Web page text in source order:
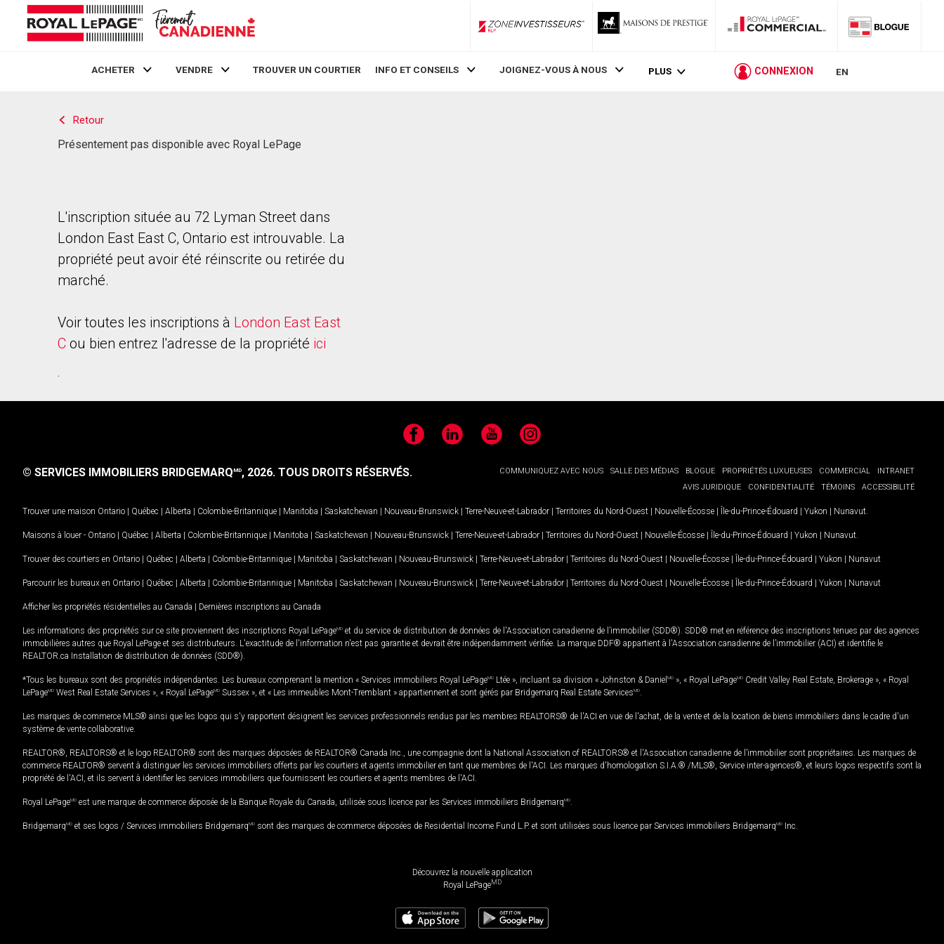
ZoneInvestisseurs RLP
ACHETER VENDRE TROUVER UN COURTIER INFO ET CONSEILS JOIGNEZ-VOUS À NOUS PLUS CONNEXION EN
Retour
Présentement pas disponible avec Royal LePage
L'inscription située au 72 Lyman Street dans
London East East C, Ontario est introuvable. La
propriété peut avoir été réinscrite ou retirée du
marché.
Voir toutes les inscriptions à London East East
C ou bien entrez l'adresse de la propriété ici
.
FacebookLinkedIn YouTubeInstagram
COMMUNIQUEZ AVEC NOUS SALLE DES MÉDIAS BLOGUE PROPRIÉTÉS LUXUEUSES COMMERCIAL
INTRANET
AVIS JURIDIQUE
CONFIDENTIALITÉ TÉMOINS ACCESSIBILITÉ
© SERVICES IMMOBILIERS BRIDGEMARQMD, 2026. TOUS DROITS RÉSERVÉS.
Trouver une maison Ontario | Québec | Alberta | Colombie-Britannique | Manitoba | Saskatchewan | Nouveau-Brunswick | Terre-Neuve-et-Labrador | Territoires du Nord-Ouest | Nouvelle-Écosse | Île-du-Prince-Édouard | Yukon | Nunavut
Maisons à louer - Ontario | Québec | Alberta | Colombie-Britannique | Manitoba | Saskatchewan | Nouveau-Brunswick | Terre-Neuve-et-Labrador | Territoires du Nord-Ouest | Nouvelle-Écosse | Île-du-Prince-Édouard | Yukon | Nunavut
Trouver des courtiers en Ontario | Québec | Alberta | Colombie-Britannique | Manitoba | Saskatchewan | Nouveau-Brunswick | Terre-Neuve-et-Labrador | Territoires du Nord-Ouest | Nouvelle-Écosse | Île-du-Prince-Édouard | Yukon | Nunavut
Parcourir les bureaux en Ontario | Québec | Alberta | Colombie-Britannique | Manitoba | Saskatchewan | Nouveau-Brunswick | Terre-Neuve-et-Labrador | Territoires du Nord-Ouest | Nouvelle-Écosse | Île-du-Prince-Édouard | Yukon | Nunavut
Afficher les propriétés résidentielles au Canada | Dernières inscriptions au Canada
Les informations des propriétés sur ce site proviennent des inscriptions Royal LePageMD et du service de distribution de données de l'Association canadienne de l’immobilier (SDD®). SDD® met en référence des inscriptions tenues par des agences
immobilières autres que Royal LePage et ses distributeurs. L'exactitude de l'information n'est pas garantie et devrait être indépendamment vérifiée. La marque DDF® appartient à l'Association canadienne de l’immobilier (ACI) et identifie le
REALTOR.ca Installation de distribution de données (SDD®).
*Tous les bureaux sont des propriétés indépendantes. Les bureaux comprenant la mention « Services immobiliers Royal LePageMD Ltée », incluant sa division « Johnston & Daniel MD », « Royal LePageMD Credit Valley Real Estate, Brokerage », « Royal
LePageMD West Real Estate Services », « Royal LePageMD Sussex », et « Les immeubles Mont-Tremblant » appartiennent et sont gérés par Bridgemarq Real Estate ServicesMD
Les marques de commerce MLS® ainsi que les logos qui s'y rapportent désignent les services professionnels rendus par les membres REALTORS® de l'ACI en vue de l'achat, de la vente et de la location de biens immobiliers dans le cadre d'un
système de vente collaborative.
REALTOR®, REALTORS® et le logo REALTOR® sont des marques déposées de REALTOR® Canada Inc., une compagnie dont la National Association of REALTORS® et l'Association canadienne de l’immobilier sont propriétaires. Les marques de
commerce REALTOR® servent à distinguer les services immobiliers offerts par les courtiers et agents immobilier en tant que membres de l'ACI. Les marques d'homologation S.I.A.® /MLS®, Service inter-agences®, et leurs logos respectifs sont la
propriété de l'ACI, et ils servent à identifier les services immobiliers que fournissent les courtiers et agents membres de l'ACI.
Royal LePageMD est une marque de commerce déposée de la Banque Royale du Canada, utilisée sous licence par les Services immobiliers BridgemarqMD
BridgemarqMD et ses logos / Services immobiliers BridgemarqMD sont des marques de commerce déposées de Residential Income Fund L.P. et sont utilisées sous licence par Services immobiliers BridgemarqMD Inc.
Découvrez la nouvelle application
Royal LePageMD